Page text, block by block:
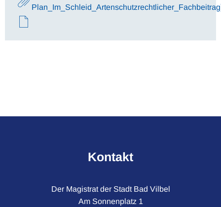
Kontakt
Der Magistrat der Stadt Bad Vilbel
Am Sonnenplatz 1